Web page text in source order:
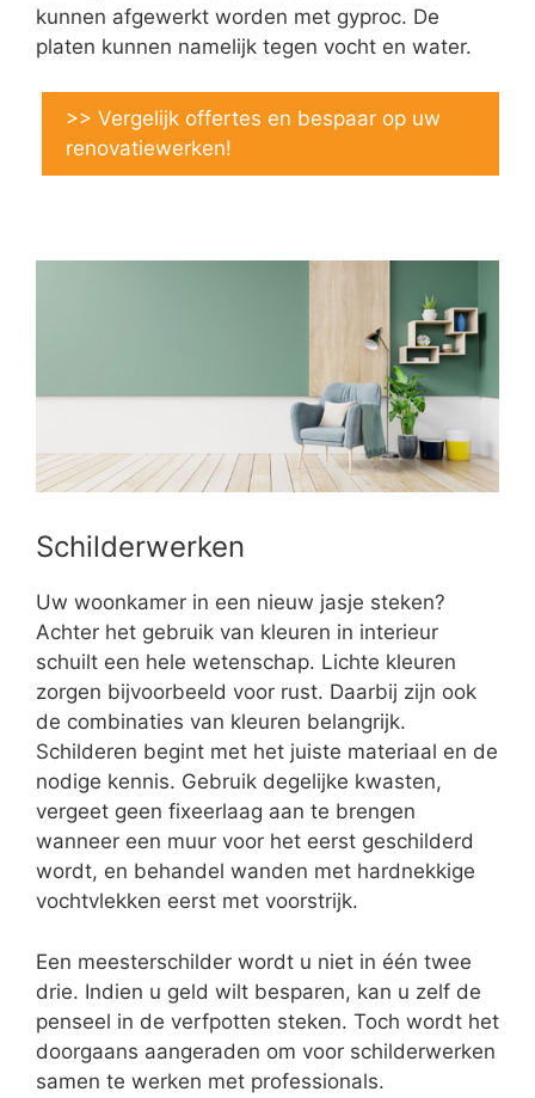
kunnen afgewerkt worden met gyproc. De
platen kunnen namelijk tegen vocht en water.
>> Vergelijk offertes en bespaar op uw
renovatiewerken!
Schilderwerken
Uw woonkamer in een nieuw jasje steken?
Achter het gebruik van kleuren in interieur
schuilt een hele wetenschap. Lichte kleuren
zorgen bijvoorbeeld voor rust. Daarbij zijn ook
de combinaties van kleuren belangrijk.
Schilderen begint met het juiste materiaal en de
nodige kennis. Gebruik degelijke kwasten,
vergeet geen fixeerlaag aan te brengen
wanneer een muur voor het eerst geschilderd
wordt, en behandel wanden met hardnekkige
vochtvlekken eerst met voorstrijk.
Een meesterschilder wordt u niet in één twee
drie. Indien u geld wilt besparen, kan u zelf de
penseel in de verfpotten steken. Toch wordt het
doorgaans aangeraden om voor schilderwerken
samen te werken met professionals.